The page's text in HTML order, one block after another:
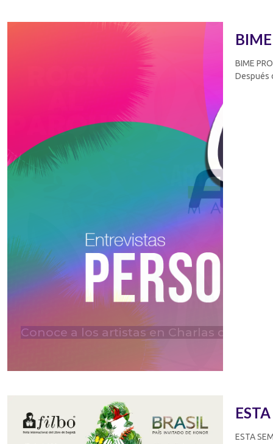
Conoce a los artistas en Charlas de Tarde
BIME
Después
ESTA